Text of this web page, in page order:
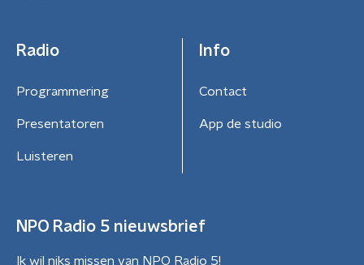
Radio
Programmering
Presentatoren
Luisteren
Info
Contact
App de studio
NPO Radio 5 nieuwsbrief
Ik wil niks missen van NPO Radio 5!